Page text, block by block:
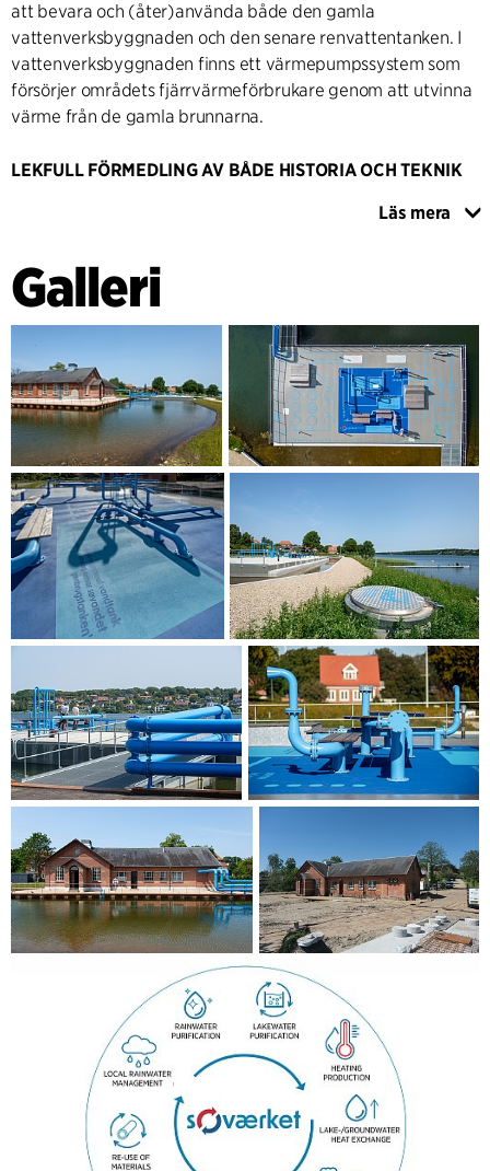
att bevara och (åter)använda både den gamla
vattenverksbyggnaden och den senare renvattentanken. I
vattenverksbyggnaden finns ett värmepumpssystem som
försörjer områdets fjärrvärmeförbrukare genom att utvinna
värme från de gamla brunnarna.
LEKFULL FÖRMEDLING AV BÅDE HISTORIA OCH TEKNIK
I tanken för rent vatten kommer det att finnas ett
kommer att anläggas på tankens yta. Här kan du uppleva
både områdets historiska funktion som vattenverk och dess
nya funktioner för värmeproduktion och hantering av
regnvatten. Detta framgår av användningen av
vattenledningar vid utformningen av bord och bänkar.
En bassäng som täcker större delen av sØværkets yta har
skapats runt sittplatsen för renvattentanken, som kan
rymma 5 500 m3 regnvatten. I bassängen renas regnvatten
från avrinningsområdet, som avleds separat, innan det
släpps ut i sjön Nørres. På detta sätt kommer Søværkets att
bidra till stadslivet, energiförsörjningen och vattenkvaliteten
i framtiden, samtidigt som den historiska berättelsen stärks.
Projektet är ett tvärvetenskapligt samarbete mellan Energi
Viborg Vand A/S, Viborg Varme, Viborgs kommun och C.F.
Møller Architects. Projektet sØværket visar hur man kan
återanvända gamla tekniska anläggningar på innovativa
sätt, vilket gynnar både miljön och invånarna.
Läs mera
Galleri